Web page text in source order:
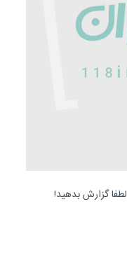
لطفا گزارش بدهید!